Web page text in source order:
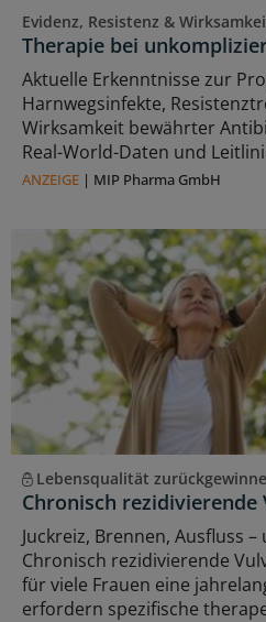
Evidenz, Resistenz &
Therapie bei
Aktuelle Erkenntnisse zur
Harnwegsinfekte,
Wirksamkeit bewährter
Real-World-Daten und
ANZEIGE | MIP Pharma GmbH
Lebensqualität
Chronisch rezidivierende
Juckreiz, Brennen, Ausfluss
Chronisch rezidivierende
für viele Frauen eine
erfordern spezifische